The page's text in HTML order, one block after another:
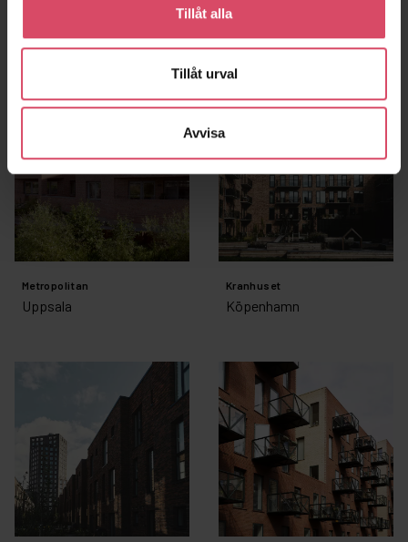
Tillåt alla
Tillåt urval
Avvisa
Ormhuset
Metropolitan
Uppsala
Kranhuset
Köpenhamn